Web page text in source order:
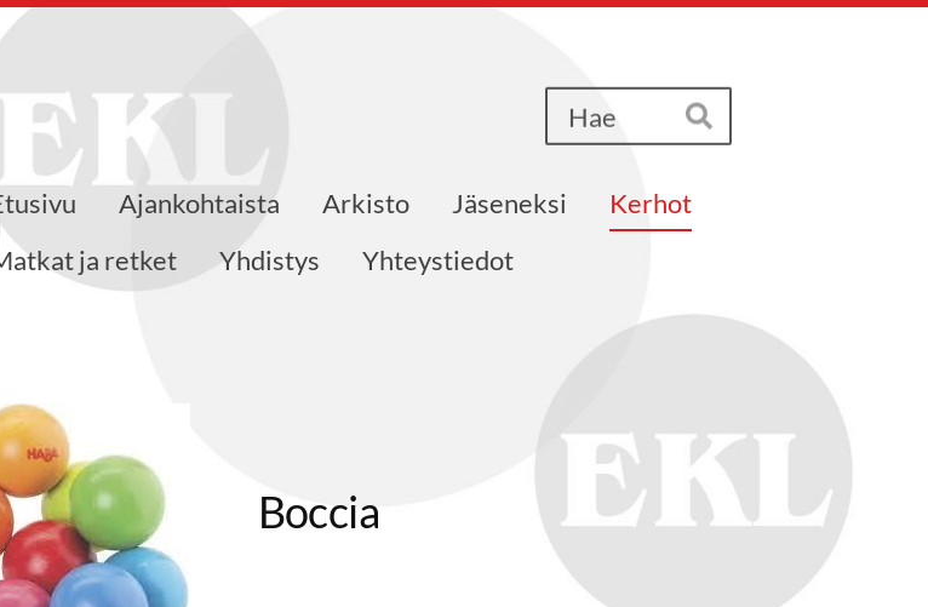
Hae
Ajankohtaista Arkisto Jäseneksi
Kerhot
ja retket
Yhdistys Yhteystiedot
Boccia